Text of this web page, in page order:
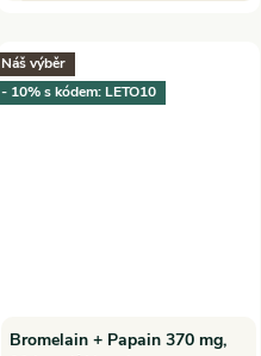
Náš výběr
- 10% s kódem: LETO10
Bromelain + Papain 370 mg,